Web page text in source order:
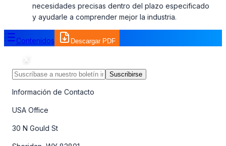
necesidades precisas dentro del plazo especificado
y ayudarle a comprender mejor la industria.
Contenidos Descargar PDF
Suscribirse
Información de Contacto
USA Office
30 N Gould St